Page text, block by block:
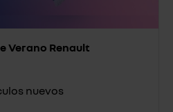
Verano Renault
nuevos